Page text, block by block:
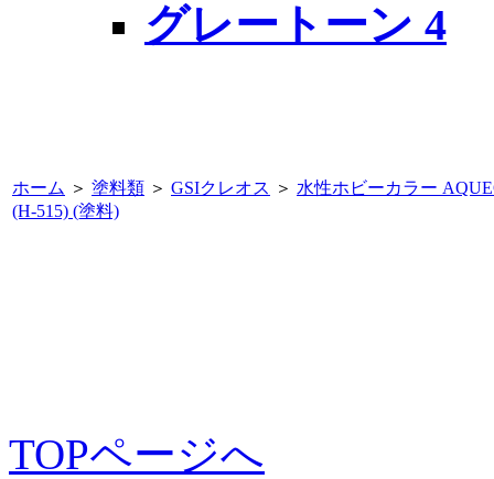
グレートーン 4
ホーム ＞ 塗料類 ＞ GSIクレオス ＞ 水性ホビーカラー
(H-515) (塗料)
TOPページへ